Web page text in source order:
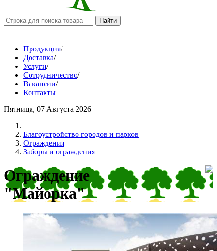
Продукция/
Доставка/
Услуги/
Сотрудничество/
Вакансии/
Контакты
Пятница, 07 Августа 2026
Благоустройство городов и парков
Ограждения
Заборы и ограждения
Ограждение
"Майорка"